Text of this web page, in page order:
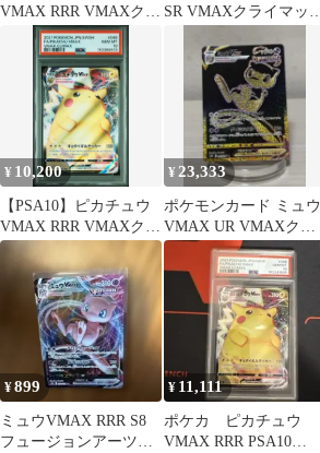
VMAX RRR VMAXクラ
イマックス
SR VMAXクライマック
¥ 10,200
【PSA10】ピカチュウ
VMAX RRR VMAXクラ
イマックス ②
¥ 23,333
ポケモンカード ミュウ
VMAX UR VMAXクラ
イマックス280/184
¥899
ミュウVMAX RRR S8
フュージョンアーツ
¥ 11,111
ポケカ ピカチュウ
VMAX RRR PSA10